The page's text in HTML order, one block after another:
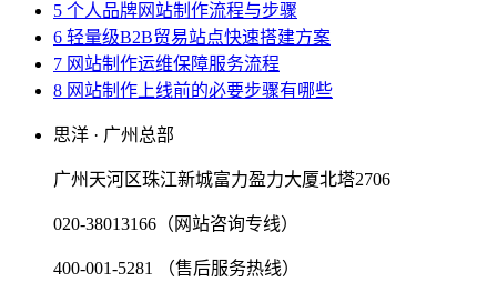
5 个人品牌网站制作流程与步骤
6 轻量级B2B贸易站点快速搭建方案
7 网站制作运维保障服务流程
8 网站制作上线前的必要步骤有哪些
思洋 · 广州总部
广州天河区珠江新城富力盈力大厦北塔2706
020-38013166（网站咨询专线）
400-001-5281 （售后服务热线）